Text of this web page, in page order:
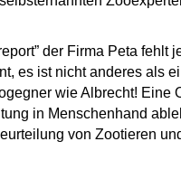
der Firma Peta fehlt
es ist nicht anderes als
wie Albrecht! Eine
in Menschenhand
von Zootieren